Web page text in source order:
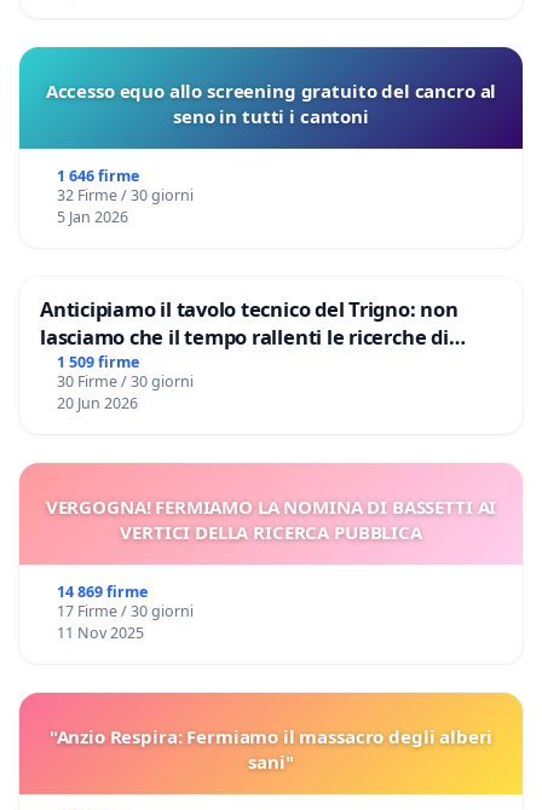
Accesso equo allo screening gratuito del cancro al
seno in tutti i cantoni
1 646 firme
32 Firme / 30 giorni
5 Jan 2026
Anticipiamo il tavolo tecnico del Trigno: non
lasciamo che il tempo rallenti le ricerche di
Domenico Racanati
1 509 firme
30 Firme / 30 giorni
20 Jun 2026
VERGOGNA! FERMIAMO LA NOMINA DI BASSETTI AI
VERTICI DELLA RICERCA PUBBLICA
14 869 firme
17 Firme / 30 giorni
11 Nov 2025
"Anzio Respira: Fermiamo il massacro degli alberi
sani"